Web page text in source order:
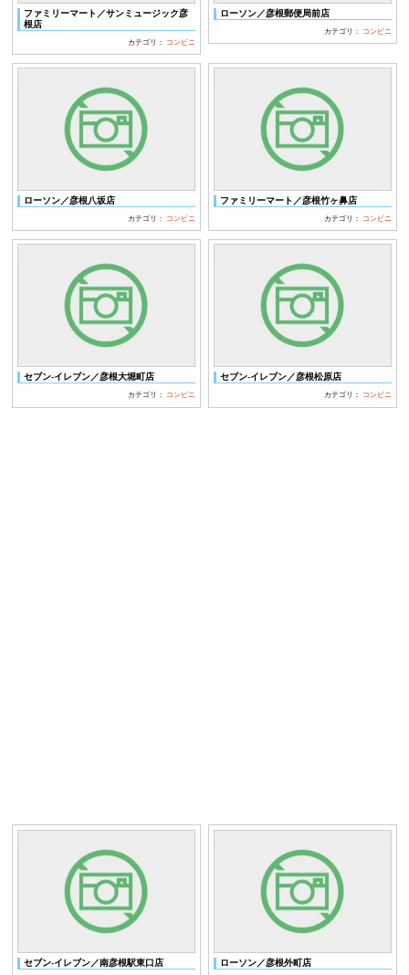
ファミリーマート／サンミュージック彦
根店
カテゴリ： コンビニ
ローソン／彦根郵便局前店
カテゴリ： コンビニ
ローソン／彦根八坂店
カテゴリ： コンビニ
ファミリーマート／彦根竹ヶ鼻店
カテゴリ： コンビニ
セブン‐イレブン／彦根大堀町店
カテゴリ： コンビニ
セブン‐イレブン／彦根松原店
カテゴリ： コンビニ
セブン‐イレブン／南彦根駅東口店 ローソン／彦根外町店